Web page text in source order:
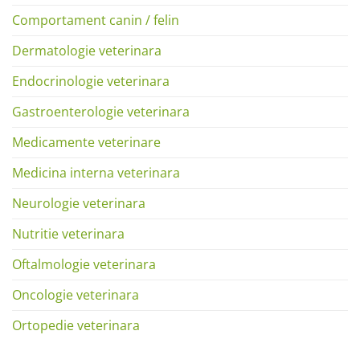
Comportament canin / felin
Dermatologie veterinara
Endocrinologie veterinara
Gastroenterologie veterinara
Medicamente veterinare
Medicina interna veterinara
Neurologie veterinara
Nutritie veterinara
Oftalmologie veterinara
Oncologie veterinara
Ortopedie veterinara